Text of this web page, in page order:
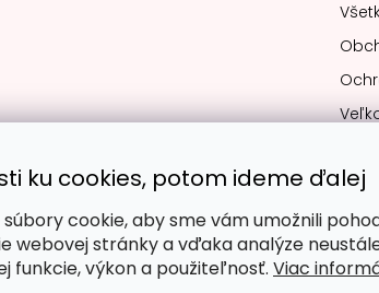
ku cookies, potom ideme ďalej
cookie, aby sme vám umožnili
webovej stránky a vďaka analýze
funkcie, výkon a použiteľnosť. Viac